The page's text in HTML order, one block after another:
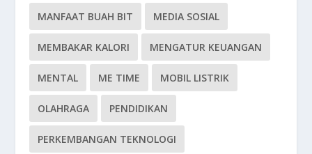
MANFAAT BUAH BIT MEDIA SOSIAL
MEMBAKAR KALORI MENGATUR KEUANGAN
MENTAL ME TIME MOBIL LISTRIK
OLAHRAGA PENDIDIKAN
PERKEMBANGAN TEKNOLOGI